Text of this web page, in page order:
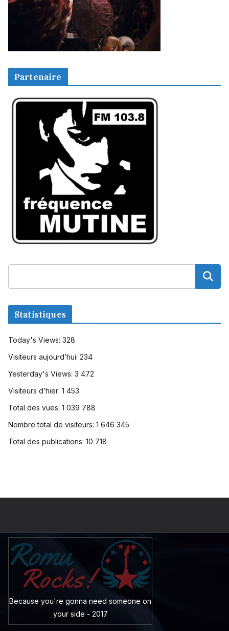
Partenaire
Statistiques
Today's Views: 328
Visiteurs aujourd’hui: 234
Yesterday's Views: 3 472
Visiteurs d’hier: 1 453
Total des vues: 1 039 788
Nombre total de visiteurs: 1 646 345
Total des publications: 10 718
Because you're gonna need someone on
your side - 2017